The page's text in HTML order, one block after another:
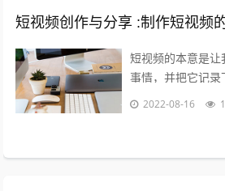
短视频创作与分享 :制作短视频
短视频的本意是让
事情，并把它记录
友，制作短视频的
2022-08-16